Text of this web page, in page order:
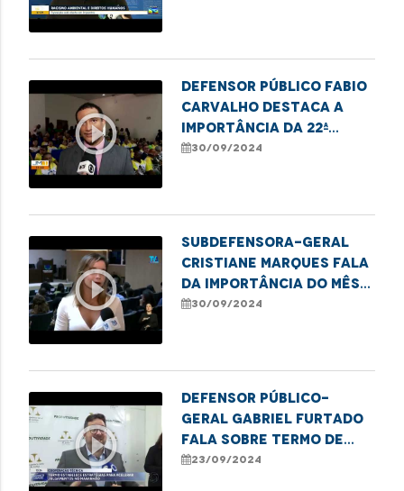
play_circle_outline
Defensor público Fabio
Carvalho destaca a
importância da 22ª
Semana do Idoso, em
30/09/2024
play_circle_outline
Subdefensora-geral
Cristiane Marques fala
da importância do mês
das pessoas com
30/09/2024
play_circle_outline
Defensor público-
geral Gabriel Furtado
fala sobre termo de
cooperação com a
23/09/2024